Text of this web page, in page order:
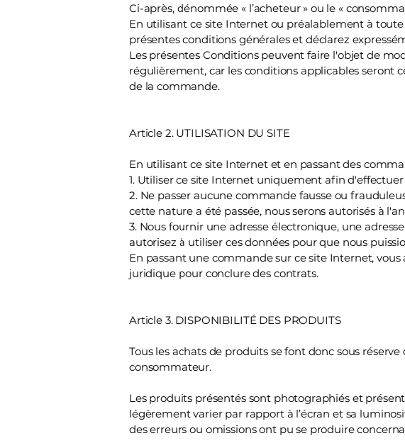
Ci-après, dénommée « l’acheteur » ou le «
En utilisant ce site Internet ou préalablement à
présentes conditions générales et déclarez
Les présentes Conditions peuvent faire l'objet de
régulièrement, car les conditions applicables seront
de la commande.
Article 2. UTILISATION DU SITE
En utilisant ce site Internet et en passant des
1. Utiliser ce site Internet uniquement afin
2. Ne passer aucune commande fausse ou
cette nature a été passée, nous serons autorisés à
3. Nous fournir une adresse électronique, une
autorisez à utiliser ces données pour que nous
En passant une commande sur ce site Internet,
juridique pour conclure des contrats.
Article 3. DISPONIBILITÉ DES PRODUITS
Tous les achats de produits se font donc sous
consommateur.
Les produits présentés sont photographiés et
légèrement varier par rapport à l’écran et sa
des erreurs ou omissions ont pu se produire